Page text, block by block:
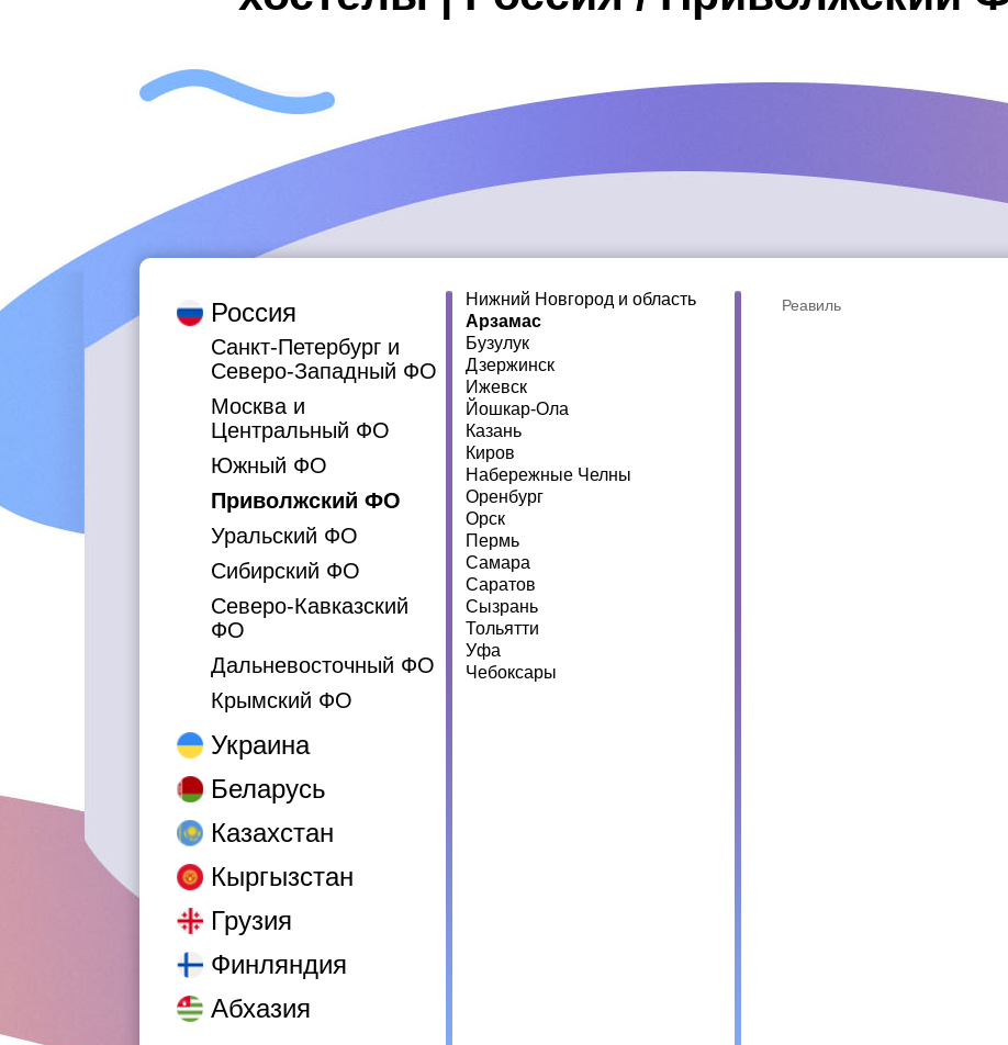
Россия
Санкт-Петербург и
Северо-Западный ФО
Москва и
Центральный ФО
Южный ФО
Приволжский ФО
Уральский ФО
Сибирский ФО
Северо-Кавказский
ФО
Дальневосточный ФО
Крымский ФО
Украина
Беларусь
Казахстан
Кыргызстан
Грузия
Финляндия
Абхазия
Нижний Новгород и область
Арзамас
Бузулук
Дзержинск
Ижевск
Йошкар-Ола
Казань
Киров
Набережные Челны
Оренбург
Орск
Пермь
Самара
Саратов
Сызрань
Тольятти
Уфа
Чебоксары
Реавиль